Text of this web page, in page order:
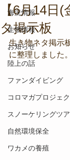
海況情報
生物情報
お知らせ
陸上の話
ファンダイビング
コロマガプロジェ
スノーケリングツ
自然環境保全
ワカメの養殖
【6月14日
タ掲示板
生き物ネタ掲示
に整理しました。